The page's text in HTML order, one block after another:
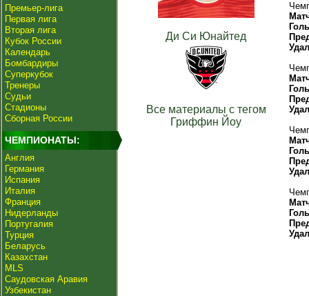
Премьер-лига
Первая лига
Вторая лига
Кубок России
Календарь
Бомбардиры
Суперкубок
Тренеры
Судьи
Стадионы
Сборная России
ЧЕМПИОНАТЫ:
Англия
Германия
Испания
Италия
Франция
Нидерланды
Португалия
Турция
Беларусь
Казахстан
MLS
Саудовская Аравия
Узбекистан
Ди Си Юнайтед
Все материалы с тегом
Гриффин Йоу